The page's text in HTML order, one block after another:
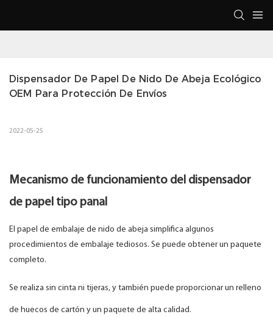
Dispensador De Papel De Nido De Abeja Ecológico
OEM Para Protección De Envíos
2022-05-25
Mecanismo de funcionamiento del dispensador
de papel tipo panal
El papel de embalaje de nido de abeja simplifica algunos
procedimientos de embalaje tediosos. Se puede obtener un paquete
completo.
Se realiza sin cinta ni tijeras, y también puede proporcionar un relleno
de huecos de cartón y un paquete de alta calidad.